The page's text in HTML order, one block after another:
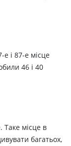
е і 87-е місце
46 і 40
Таке місце в
багатьох,